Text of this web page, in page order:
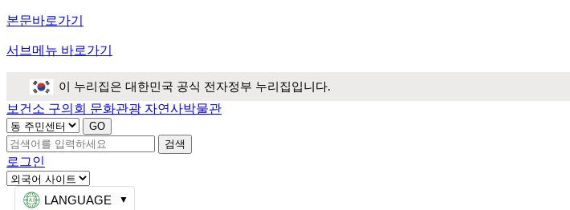
본문바로가기
서브메뉴 바로가기
이 누리집은 대한민국 공식 전자정부 누리집입니다.
보건소 구의회 문화관광 자연사박물관
검색
로그인
LANGUAGE